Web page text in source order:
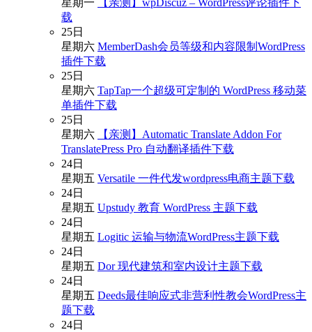
星期一
【亲测】wpDiscuz – WordPress评论插件下
载
25日
星期六 MemberDash会员等级和内容限制WordPress
插件下载
25日
星期六 TapTap一个超级可定制的 WordPress 移动菜
单插件下载
25日
星期六
【亲测】Automatic Translate Addon For
TranslatePress Pro 自动翻译插件下载
24日
星期五 Versatile 一件代发wordpress电商主题下载
24日
星期五 Upstudy 教育 WordPress 主题下载
24日
星期五 Logitic 运输与物流WordPress主题下载
24日
星期五 Dor 现代建筑和室内设计主题下载
24日
星期五 Deeds最佳响应式非营利性教会WordPress主
题下载
24日